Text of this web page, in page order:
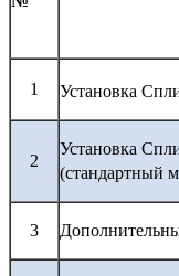
1 Установка
2
Установка
(стандартный
3